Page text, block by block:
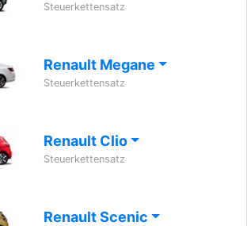
Steuerkettensatz
Renault Megane
Steuerkettensatz
Renault Clio
Steuerkettensatz
Renault Scenic